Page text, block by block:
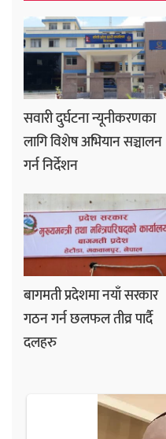
सवारी दुर्घटना न्यूनीकरणका
लागि विशेष अभियान सञ्चालन
गर्न निर्देशन
बागमती प्रदेशमा नयाँ सरकार
गठन गर्न छलफल तीव्र पार्दै
दलहरु